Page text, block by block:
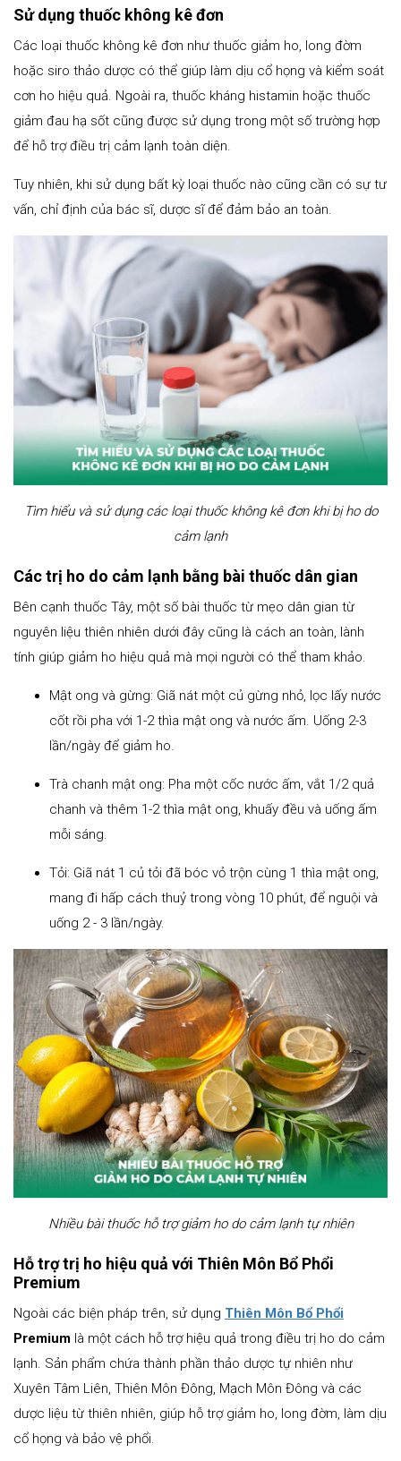
Sử dụng thuốc không kê đơn
Các loại thuốc không kê đơn như thuốc giảm ho, long đờm
hoặc siro thảo dược có thể giúp làm dịu cổ họng và kiểm soát
cơn ho hiệu quả. Ngoài ra, thuốc kháng histamin hoặc thuốc
giảm đau hạ sốt cũng được sử dụng trong một số trường hợp
để hỗ trợ điều trị cảm lạnh toàn diện.
Tuy nhiên, khi sử dụng bất kỳ loại thuốc nào cũng cần có sự tư
vấn, chỉ định của bác sĩ, dược sĩ để đảm bảo an toàn.
Tìm hiểu và sử dụng các loại thuốc không kê đơn khi bị ho do
cảm lạnh
Các trị ho do cảm lạnh bằng bài thuốc dân gian
Bên cạnh thuốc Tây, một số bài thuốc từ mẹo dân gian từ
nguyên liệu thiên nhiên dưới đây cũng là cách an toàn, lành
tính giúp giảm ho hiệu quả mà mọi người có thể tham khảo.
Mật ong và gừng: Giã nát một củ gừng nhỏ, lọc lấy nước
cốt rồi pha với 1-2 thìa mật ong và nước ấm. Uống 2-3
lần/ngày để giảm ho.
Trà chanh mật ong: Pha một cốc nước ấm, vắt 1/2 quả
chanh và thêm 1-2 thìa mật ong, khuấy đều và uống ấm
mỗi sáng.
Tỏi: Giã nát 1 củ tỏi đã bóc vỏ trộn cùng 1 thìa mật ong,
mang đi hấp cách thuỷ trong vòng 10 phút, để nguội và
uống 2 - 3 lần/ngày.
Nhiều bài thuốc hỗ trợ giảm ho do cảm lạnh tự nhiên
Hỗ trợ trị ho hiệu quả với Thiên Môn Bổ Phổi
Premium
Ngoài các biện pháp trên, sử dụng Thiên Môn Bổ Phổi
Premium là một cách hỗ trợ hiệu quả trong điều trị ho do cảm
lạnh. Sản phẩm chứa thành phần thảo dược tự nhiên như
Xuyên Tâm Liên, Thiên Môn Đông, Mạch Môn Đông và các
dược liệu từ thiên nhiên, giúp hỗ trợ giảm ho, long đờm, làm dịu
cổ họng và bảo vệ phổi.